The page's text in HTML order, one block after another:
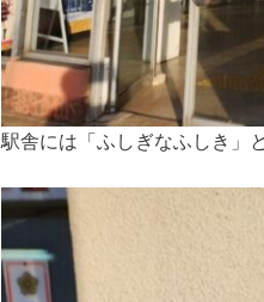
駅舎には「ふしぎなふしき」